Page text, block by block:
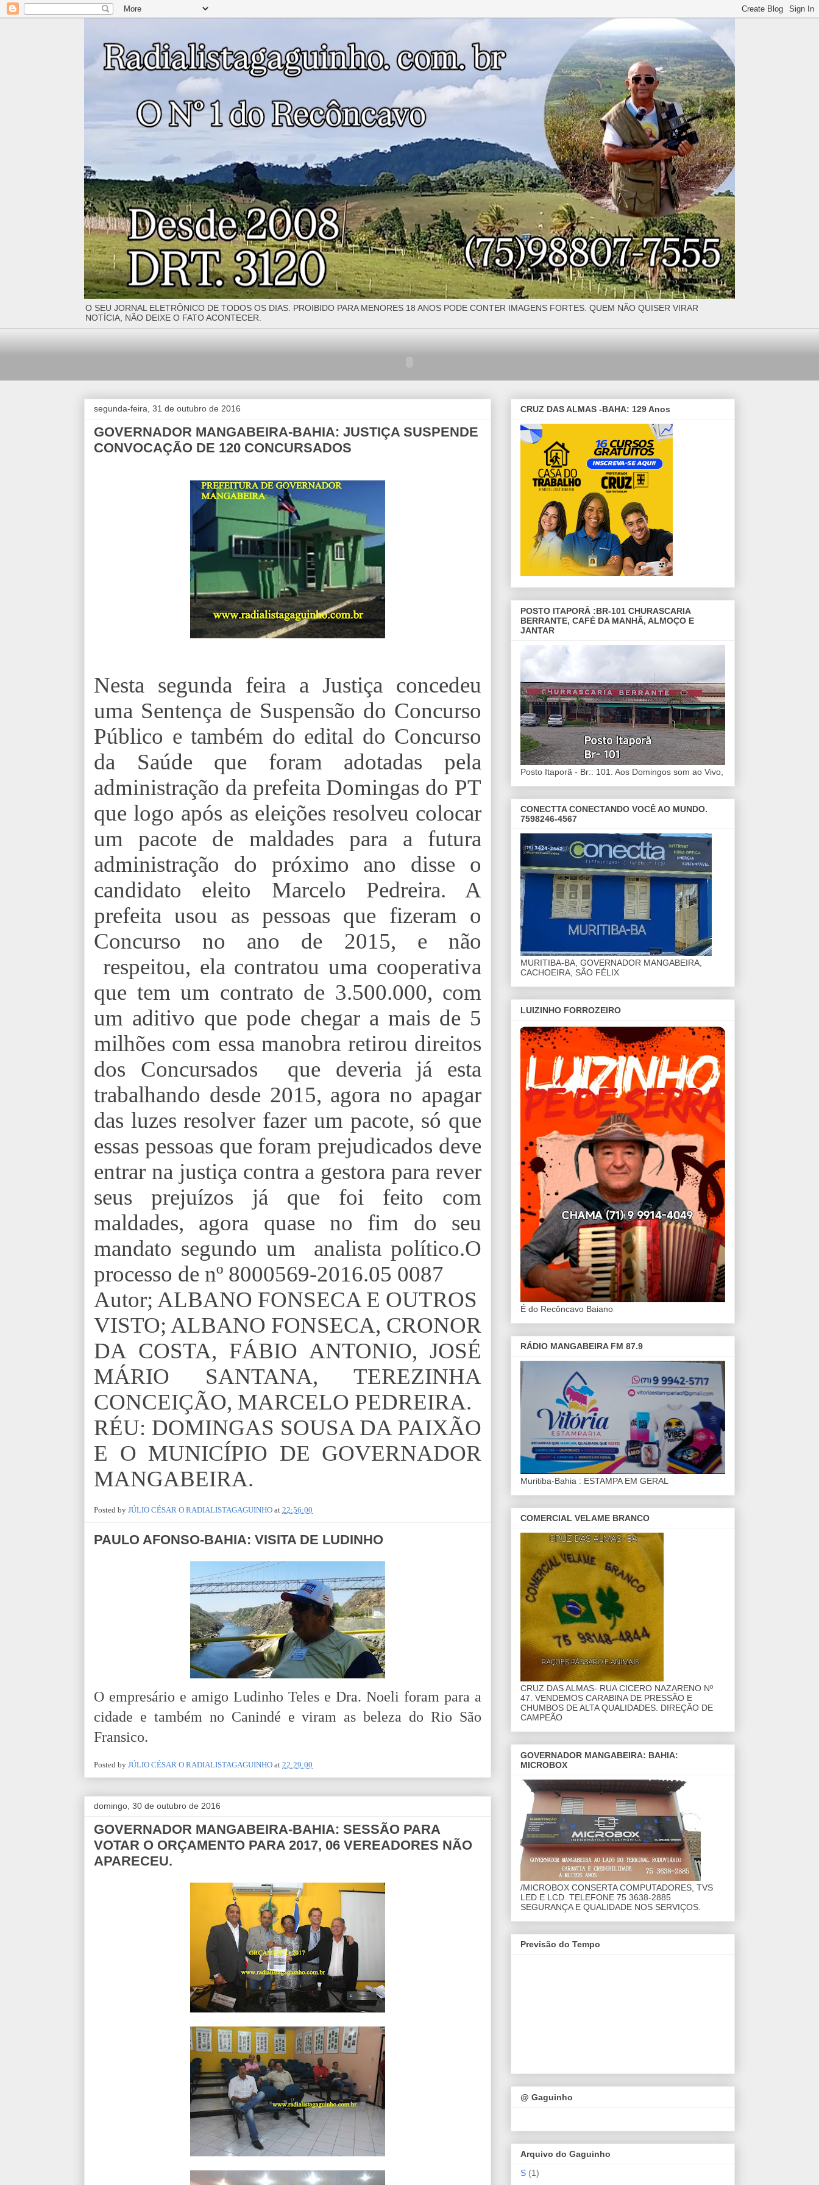
O SEU JORNAL ELETRÔNICO DE TODOS OS DIAS. PROIBIDO PARA MENORES 18 ANOS PODE CONTER IMAGENS FORTES. QUEM NÃO QUISER VIRAR
NOTÍCIA, NÃO DEIXE O FATO ACONTECER.
segunda-feira, 31 de outubro de 2016
GOVERNADOR MANGABEIRA-BAHIA: JUSTIÇA SUSPENDE
CONVOCAÇÃO DE 120 CONCURSADOS
Nesta segunda feira a Justiça concedeu
uma Sentença de Suspensão do Concurso
Público e também do edital do Concurso
da Saúde que foram adotadas pela
administração da prefeita Domingas do PT
que logo após as eleições resolveu colocar
um pacote de maldades para a futura
administração do próximo ano disse o
candidato eleito Marcelo Pedreira. A
prefeita usou as pessoas que fizeram o
Concurso no ano de 2015, e não
respeitou, ela contratou uma cooperativa
que tem um contrato de 3.500.000, com
um aditivo que pode chegar a mais de 5
milhões com essa manobra retirou direitos
dos Concursados que deveria já esta
trabalhando desde 2015, agora no apagar
das luzes resolver fazer um pacote, só que
essas pessoas que foram prejudicados deve
entrar na justiça contra a gestora para rever
seus prejuízos já que foi feito com
maldades, agora quase no fim do seu
mandato segundo um analista político.O
processo de nº 8000569-2016.05 0087
Autor; ALBANO FONSECA E OUTROS
VISTO; ALBANO FONSECA, CRONOR
DA COSTA, FÁBIO ANTONIO, JOSÉ
MÁRIO SANTANA, TEREZINHA
CONCEIÇÃO, MARCELO PEDREIRA.
RÉU: DOMINGAS SOUSA DA PAIXÃO
E O MUNICÍPIO DE GOVERNADOR
MANGABEIRA.
Posted by JÚLIO CÉSAR O RADIALISTAGAGUINHO at 22:56:00
PAULO AFONSO-BAHIA: VISITA DE LUDINHO
O empresário e amigo Ludinho Teles e Dra. Noeli foram para a
cidade e também no Canindé e viram as beleza do Rio São
Fransico.
Posted by JÚLIO CÉSAR O RADIALISTAGAGUINHO at 22:29:00
domingo, 30 de outubro de 2016
GOVERNADOR MANGABEIRA-BAHIA: SESSÃO PARA
VOTAR O ORÇAMENTO PARA 2017, 06 VEREADORES NÃO
APARECEU.
CRUZ DAS ALMAS -BAHA: 129 Anos
POSTO ITAPORÂ :BR-101 CHURASCARIA
BERRANTE, CAFÉ DA MANHÃ, ALMOÇO E
JANTAR
Posto Itaporã - Br:: 101. Aos Domingos som ao Vivo,
CONECTTA CONECTANDO VOCÊ AO MUNDO.
7598246-4567
MURITIBA-BA, GOVERNADOR MANGABEIRA,
CACHOEIRA, SÃO FÉLIX
LUIZINHO FORROZEIRO
É do Recôncavo Baiano
RÁDIO MANGABEIRA FM 87.9
Muritiba-Bahia : ESTAMPA EM GERAL
COMERCIAL VELAME BRANCO
CRUZ DAS ALMAS- RUA CICERO NAZARENO Nº
47. VENDEMOS CARABINA DE PRESSÃO E
CHUMBOS DE ALTA QUALIDADES. DIREÇÃO DE
CAMPEÃO
GOVERNADOR MANGABEIRA: BAHIA:
MICROBOX
/MICROBOX CONSERTA COMPUTADORES, TVS
LED E LCD. TELEFONE 75 3638-2885
SEGURANÇA E QUALIDADE NOS SERVIÇOS.
Previsão do Tempo
@ Gaguinho
Arquivo do Gaguinho
S (1)